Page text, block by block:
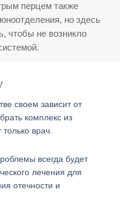
перцем также
но здесь
чтобы не возникло
своем зависит от
комплекс из
врач.
всегда будет
лечения для
отечности и